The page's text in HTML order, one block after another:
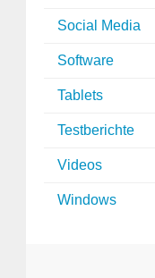
Social Media
Software
Tablets
Testberichte
Videos
Windows